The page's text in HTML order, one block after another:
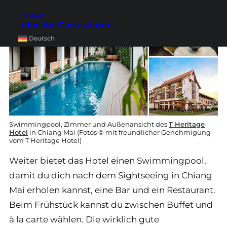
Kontakt
Infos für Gastautoren
Deutsch
Swimmingpool, Zimmer und Außenansicht desT Heritage
Hotel in Chiang Mai (Fotos © mit freundlicher Genehmigung
vom T Heritage Hotel)
Weiter bietet das Hotel einen Swimmingpool,
damit du dich nach dem Sightseeing in Chiang
Mai erholen kannst, eine Bar und ein Restaurant.
Beim Frühstück kannst du zwischen Buffet und
à la carte wählen. Die wirklich gute